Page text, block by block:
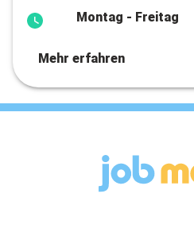
Montag - Freitag
Mehr erfahren